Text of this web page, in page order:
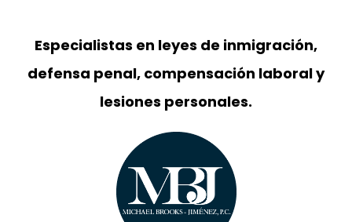
Especialistas en leyes de inmigración,
defensa penal, compensación laboral y
lesiones personales.